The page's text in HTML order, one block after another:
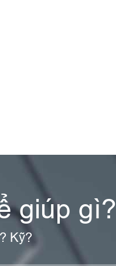
giúp gì?
Kỹ?